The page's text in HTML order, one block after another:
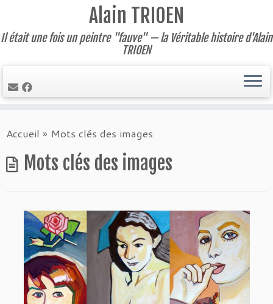
to
Alain TRIOEN
Il était une fois un peintre "fauve" — la Véritable histoire d'Alain
TRIOEN
Accueil » Mots clés des images
Mots clés des images